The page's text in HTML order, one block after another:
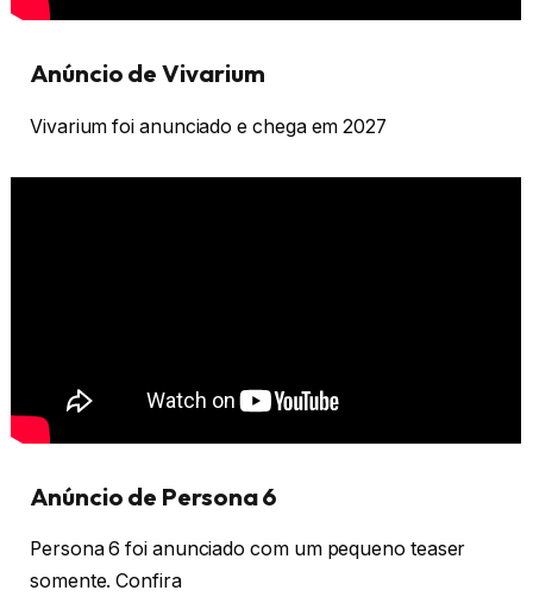
Anúncio de Vivarium
Vivarium foi anunciado e chega em 2027
Anúncio de Persona 6
Persona 6 foi anunciado com um pequeno teaser
somente. Confira